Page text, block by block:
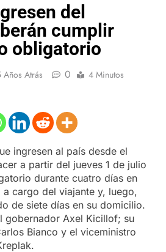
del
cumplir
obligatorio
Años Atrás 0 4 Minutos
ingresen al país desde el
a partir del jueves 1 de julio
durante cuatro días en
cargo del viajante y, luego,
de siete días en su domicilio.
gobernador Axel Kicillof; su
Bianco y el viceministro